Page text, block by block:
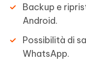
Backup e
Android.
Possibilità di
WhatsApp.